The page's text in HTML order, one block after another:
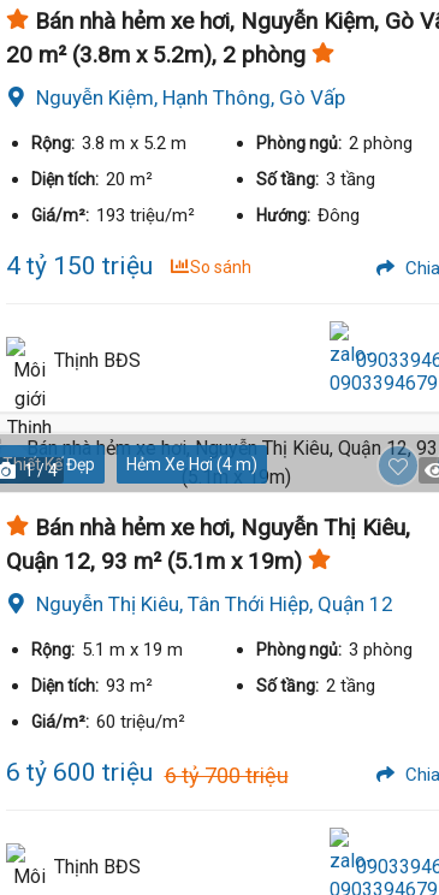
Bán nhà hẻm xe hơi, Nguyễn Kiệm, Gò
20 m² (3.8m x 5.2m), 2 phòng
Nguyễn Kiệm, Hạnh Thông, Gò Vấp
Rộng: 3.8 m x 5.2 m Phòng ngủ: 2 phòng
Diện tích: 20 m² Số tầng: 3 tầng
Giá/m²: 193 triệu/m² Hướng: Đông
4 tỷ 150 triệu So sánh
Thịnh BĐS
Thiết Kế Đẹp Hẻm Xe Hơi (4 m)
1 / 4
Bán nhà hẻm xe hơi, Nguyễn Thị Kiêu,
Quận 12, 93 m² (5.1m x 19m)
Nguyễn Thị Kiêu, Tân Thới Hiệp, Quận 12
Rộng: 5.1 m x 19 m Phòng ngủ: 3 phòng
Diện tích: 93 m² Số tầng: 2 tầng
Giá/m²: 60 triệu/m²
6 tỷ 600 triệu 6 tỷ 700 triệu
Thịnh BĐS